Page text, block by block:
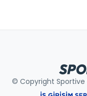
© Copyright Sportive